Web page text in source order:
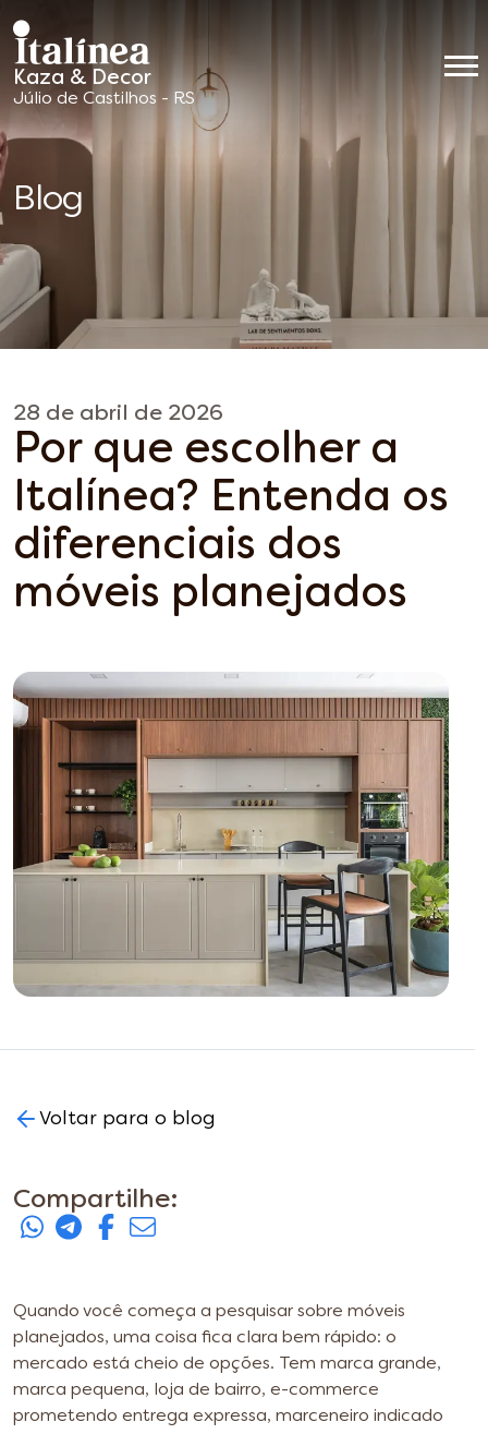
Kaza & Decor
Móveis
Planejados
Júlio de Castilhos - RS
Blog
28 de abril de 2026
Por que escolher a
Italínea? Entenda os
diferenciais dos
móveis planejados
Voltar para o blog
Compartilhe:
Quando você começa a pesquisar sobre móveis
planejados, uma coisa fica clara bem rápido: o
mercado está cheio de opções. Tem marca grande,
marca pequena, loja de bairro, e-commerce
prometendo entrega expressa, marceneiro indicado